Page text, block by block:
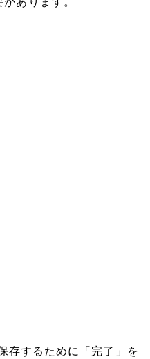
あります。
存するために「完了」を